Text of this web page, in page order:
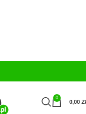
0
0,00